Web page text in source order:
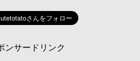
ンサードリンク